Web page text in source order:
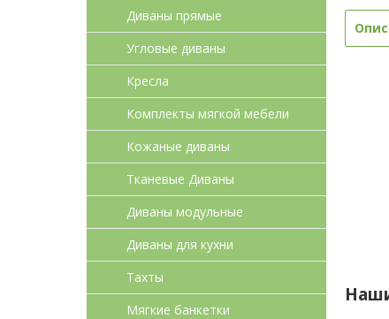
Диваны прямые
Угловые диваны
Кресла
Комплекты мягкой мебели
Кожаные диваны
Тканевые Диваны
Диваны модульные
Диваны для кухни
Тахты
Мягкие банкетки